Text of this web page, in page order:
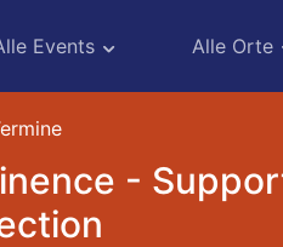
Events Alle Orte
-